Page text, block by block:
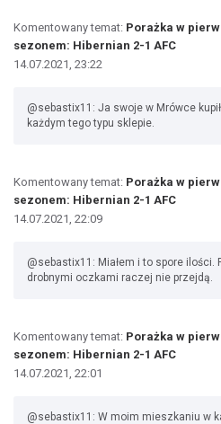
Komentowany temat: Porażka w
sezonem: Hibernian 2-1 AFC
14.07.2021, 23:22
@sebastix11: Ja swoje w Mrówce
każdym tego typu sklepie.
Komentowany temat: Porażka w
sezonem: Hibernian 2-1 AFC
14.07.2021, 22:09
@sebastix11: Miałem i to spore
drobnymi oczkami raczej nie przejdą.
Komentowany temat: Porażka w
sezonem: Hibernian 2-1 AFC
14.07.2021, 22:01
@sebastix11: W moim mieszkaniu w